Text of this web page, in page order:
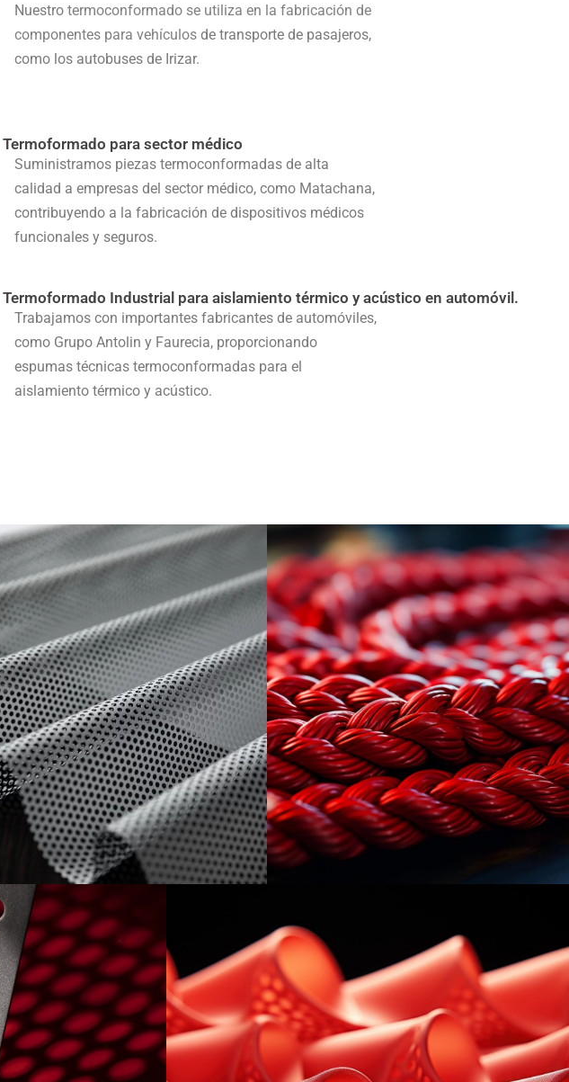
Nuestro termoconformado se utiliza en la fabricación de
componentes para vehículos de transporte de pasajeros,
como los autobuses de Irizar.
Termoformado para sector médico
Suministramos piezas termoconformadas de alta
calidad a empresas del sector médico, como Matachana,
contribuyendo a la fabricación de dispositivos médicos
funcionales y seguros.
Termoformado Industrial para aislamiento térmico y acústico en automóvil.
Trabajamos con importantes fabricantes de automóviles,
como Grupo Antolin y Faurecia, proporcionando
espumas técnicas termoconformadas para el
aislamiento térmico y acústico.